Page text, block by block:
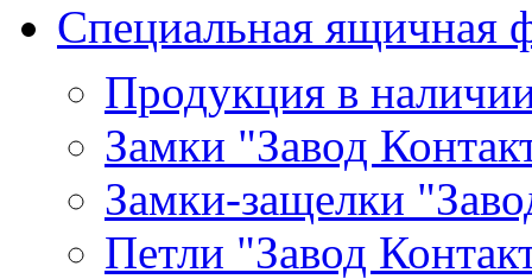
Специальная ящичная
Продукция в
Замки "Завод
Замки-защелки
Петли "Завод